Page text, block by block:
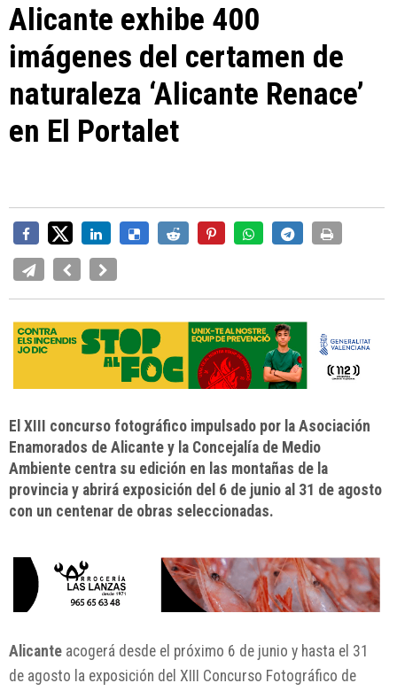
Alicante exhibe 400
imágenes del certamen de
naturaleza ‘Alicante Renace’
en El Portalet
El XIII concurso fotográfico impulsado por la Asociación
Enamorados de Alicante y la Concejalía de Medio
Ambiente centra su edición en las montañas de la
provincia y abrirá exposición del 6 de junio al 31 de agosto
con un centenar de obras seleccionadas.
Alicante acogerá desde el próximo 6 de junio y hasta el 31
de agosto la exposición del XIII Concurso Fotográfico de